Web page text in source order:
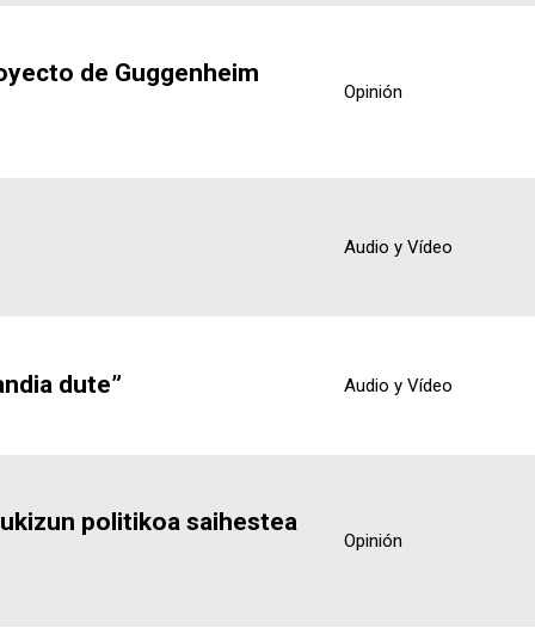
de Guggenheim
Opinión
Audio y Vídeo
dute” Audio y Vídeo
politikoa saihestea
Opinión